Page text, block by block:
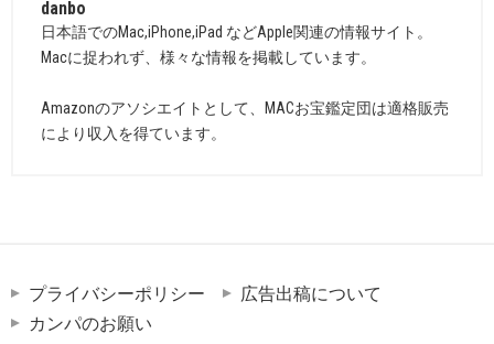
danbo
日本語でのMac,iPhone,iPad などApple関連の情報サイト。
Macに捉われず、様々な情報を掲載しています。
Amazonのアソシエイトとして、MACお宝鑑定団は適格販売
により収入を得ています。
プライバシーポリシー
広告出稿について
カンパのお願い